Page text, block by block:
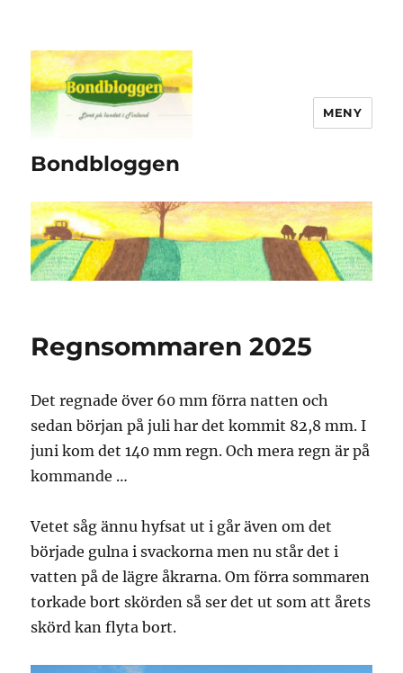
Bondbloggen
MENY
Regnsommaren 2025
Det regnade över 60 mm förra natten och
sedan början på juli har det kommit 82,8 mm. I
juni kom det 140 mm regn. Och mera regn är på
kommande …
Vetet såg ännu hyfsat ut i går även om det
började gulna i svackorna men nu står det i
vatten på de lägre åkrarna. Om förra sommaren
torkade bort skörden så ser det ut som att årets
skörd kan flyta bort.